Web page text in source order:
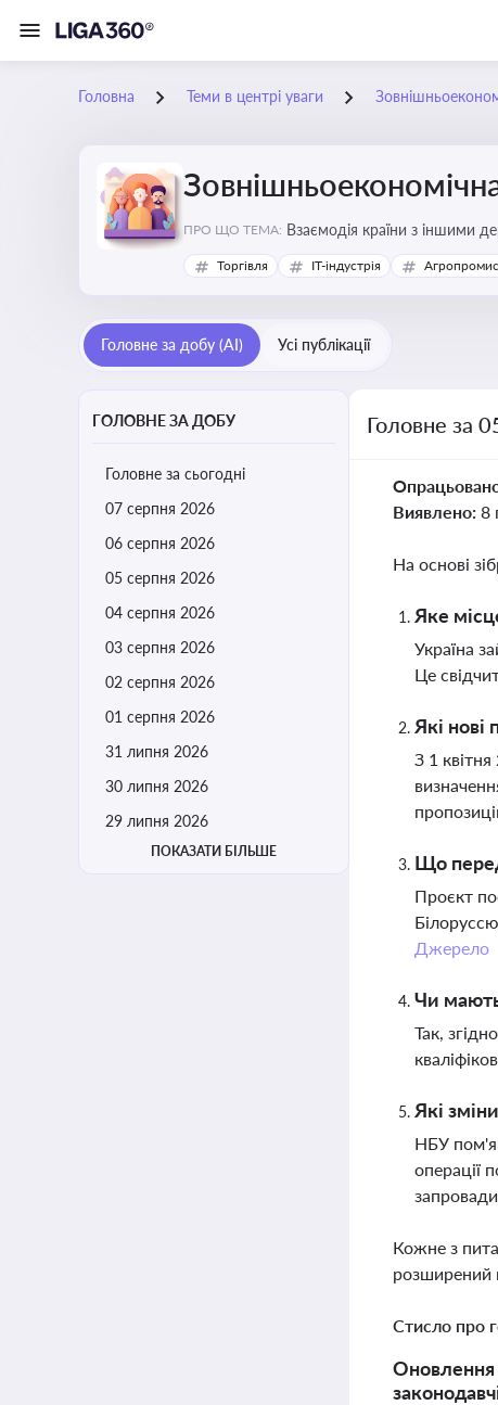
Головна Теми в центрі уваги
ПРО ЩО ТЕМА: Взаємодія країни з іншими
інвестиції, торгівлю, митне
Торгівля IT-індустрія
Головне за добу (AI) Усі публікації
ГОЛОВНЕ ЗА ДОБУ
Головне за сьогодні
07 серпня 2026
06 серпня 2026
05 серпня 2026
04 серпня 2026
03 серпня 2026
02 серпня 2026
01 серпня 2026
31 липня 2026
30 липня 2026
29 липня 2026
ПОКАЗАТИ БІЛЬШЕ
Головне за
Виявлено: 8
На основі
Яке
Україна
Це
Які нові
З 1
Що
Проєкт
Джерело
Чи
Так,
Які
НБУ
операції
Кожне з
розширений
Стисло про
Оновлення